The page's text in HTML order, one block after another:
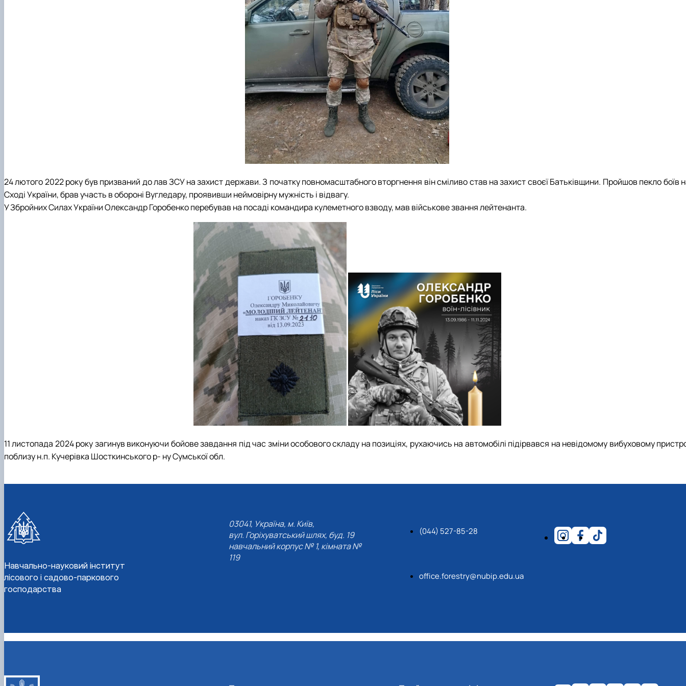
СЕРГА Петро Грирорович (18.06.1999 - 17.04.2024 р.), студент 2-го курсу 2024 рі…
СОЛОВЙОВ Сергій Олександрович (08.06.1983 - 27.09.2022 р.), випускник 2017 року.
СОРОКА Олександр Григорович (03.07.1986 - 03.07.2023 р.), випускник 2019 року.
СТЕПАНОВ Віталій Анатолійович (09.06.1975 - 20.05.2022 р.), випускник 1999 року.
ТЕРЕЩЕНКО Ростислав Віталійович (14.11.1995 - 28.12.2023 р.), студент 2 курсу з…
ТУШАКОВСЬКИЙ Борис Олександрович (02.05.1981 - 02.02.2025 р.), випускник 2003 р…
ШЕВЧЕНКО Володимир В’ячеславович (30.06.1965 - 03.2022 р.), випускник 1992 року.
ШИНКАРЬОВ Олексій Сергійович (30.03.1994 - 25.08.2023 р.), випускник 2016 року.
ЯРЕМА Микола Юрійович (13.12.1973 - 18.12.2022 р.), випускник 1996 року.
24 лютого 2022 року був призваний до лав ЗСУ на захист держави. З початку повномасштабного вторгнення він сміливо став на захист своєї Батьківщини. Пройшов пекло боїв
Сході України, брав участь в обороні Вугледару, проявивши неймовірну мужність і відвагу.
У Збройних Силах України Олександр Горобенко перебував на посаді командира кулеметного взводу, мав військове звання лейтенанта.
11 листопада 2024 року загинув виконуючи бойове завдання під час зміни особового складу на позиціях, рухаючись на автомобілі підірвався на невідомому вибуховому
поблизу н.п. Кучерівка Шосткинського р- ну Сумської обл.
Навчально-науковий інститут
лісового і садово-паркового
господарства
03041, Україна, м. Київ,
вул. Горіхуватський шлях, буд. 19
навчальний корпус № 1, кімната №
119
(044) 527-85-28
office.forestry@nubip.edu.ua